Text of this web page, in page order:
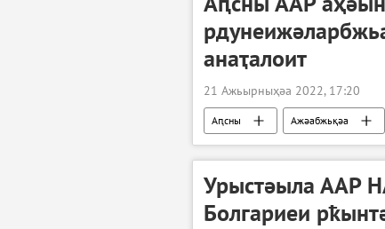
анаҭалоит
21 Ажьырныҳәа 2022, 17:20
Аԥсны Ажәабжьқәа
Урыстәыла ААР
Болгариеи